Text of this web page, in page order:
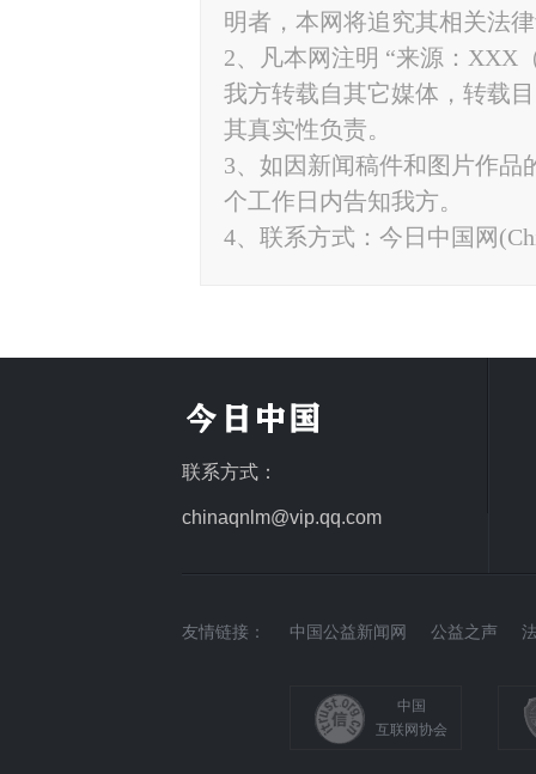
明者，本网将追究其相关法
2、凡本网注明 “来源：XXX
我方转载自其它媒体，转载
其真实性负责。
3、如因新闻稿件和图片作品
个工作日内告知我方。
4、联系方式：今日中国网
联系方式：
chinaqnlm@vip.qq.com
友情链接： 中国公益新闻网 公益之声
中国
互联网协会